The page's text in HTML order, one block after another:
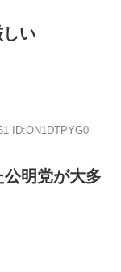
い
ID:ON1DTPYG0
明党が大多